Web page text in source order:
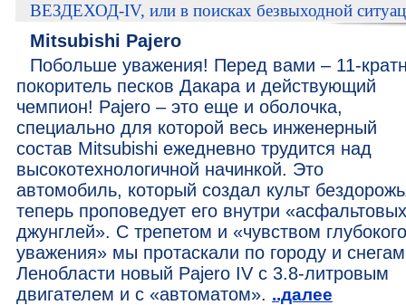
ВЕЗДЕХОД-IV, или в поисках безвыходной
Mitsubishi Pajero
Побольше уважения! Перед вами – 11-
покоритель песков Дакара и действующий
чемпион! Pajero – это еще и оболочка,
специально для которой весь инженерный
состав Mitsubishi ежедневно трудится над
высокотехнологичной начинкой. Это
автомобиль, который создал культ
теперь проповедует его внутри «асфальтовых
джунглей». С трепетом и «чувством глубокого
уважения» мы протаскали по городу и снегам
Ленобласти новый Pajero IV с 3.8-литровым
двигателем и с «автоматом». ..далее